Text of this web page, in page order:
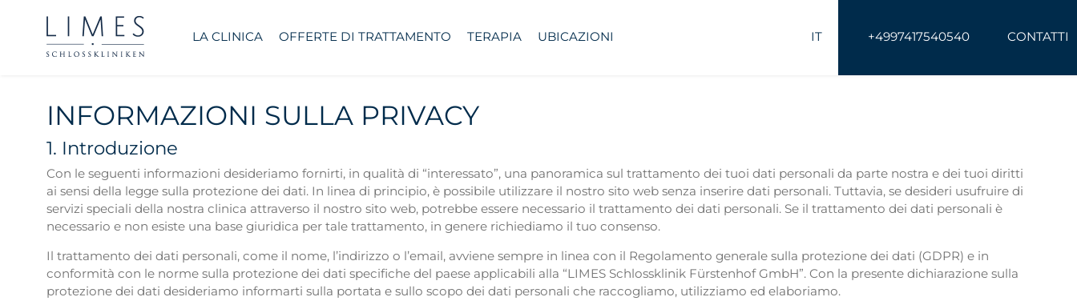
IT +4997417540540 CONTATTI
LA CLINICA OFFERTE DI TRATTAMENTO TERAPIA UBICAZIONI
INFORMAZIONI SULLA PRIVACY
1. Introduzione
Con le seguenti informazioni desideriamo fornirti, in qualità di “interessato”, una panoramica sul trattamento dei tuoi dati personali da parte nostra e dei tuoi diritti
ai sensi della legge sulla protezione dei dati. In linea di principio, è possibile utilizzare il nostro sito web senza inserire dati personali. Tuttavia, se desideri usufruire di
servizi speciali della nostra clinica attraverso il nostro sito web, potrebbe essere necessario il trattamento dei dati personali. Se il trattamento dei dati personali è
necessario e non esiste una base giuridica per tale trattamento, in genere richiediamo il tuo consenso.
Il trattamento dei dati personali, come il nome, l’indirizzo o l’email, avviene sempre in linea con il Regolamento generale sulla protezione dei dati (GDPR) e in
conformità con le norme sulla protezione dei dati specifiche del paese applicabili alla “LIMES Schlossklinik Fürstenhof GmbH”. Con la presente dichiarazione sulla
protezione dei dati desideriamo informarti sulla portata e sullo scopo dei dati personali che raccogliamo, utilizziamo ed elaboriamo.